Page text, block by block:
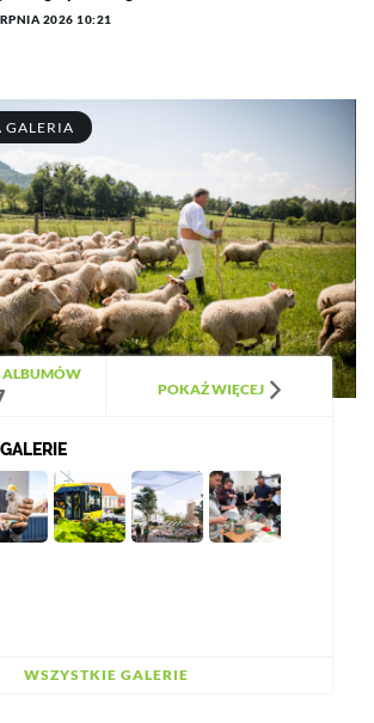
2026 10:21
GALERIA
ALBUMÓW
POKAŻ WIĘCEJ
WSZYSTKIE GALERIE